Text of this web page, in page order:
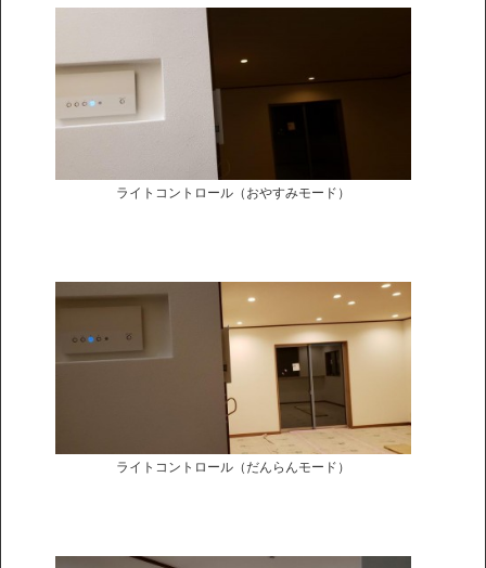
ライトコントロール（おやすみモード）
ライトコントロール（だんらんモード）